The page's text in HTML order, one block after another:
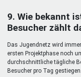
9. Wie bekannt
Besucher zählt
Das Jugendnetz wird
ersten Projektphase noch
durchschnittliche tägliche
Besucher pro Tag gestiegen.